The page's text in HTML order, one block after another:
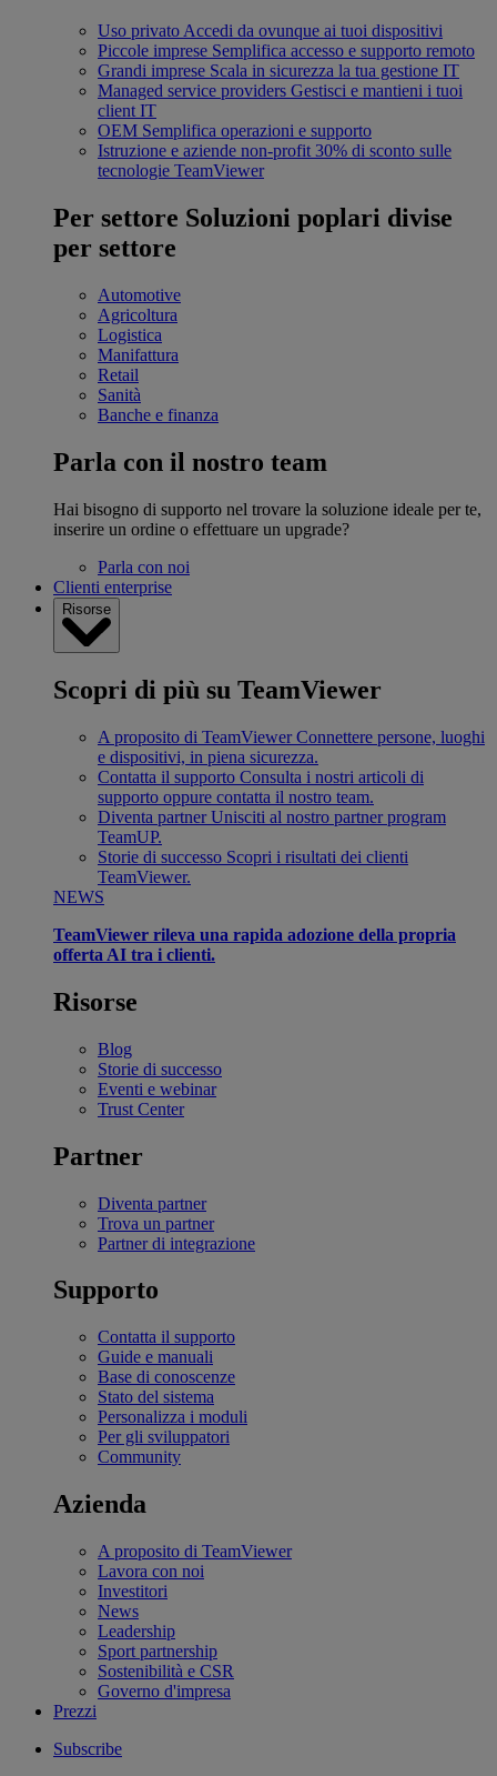
Uso privato Accedi da ovunque ai tuoi dispositivi
Piccole imprese Semplifica accesso e supporto remoto
Grandi imprese Scala in sicurezza la tua gestione IT
Managed service providers Gestisci e mantieni i tuoi
client IT
OEM Semplifica operazioni e supporto
Istruzione e aziende non-profit 30% di sconto sulle
tecnologie TeamViewer
Per settore Soluzioni poplari divise
per settore
Automotive
Agricoltura
Logistica
Manifattura
Retail
Sanità
Banche e finanza
Parla con il nostro team
Hai bisogno di supporto nel trovare la soluzione ideale per te,
inserire un ordine o effettuare un upgrade?
Parla con noi
Clienti enterprise
Risorse
Scopri di più su TeamViewer
A proposito di TeamViewer Connettere persone, luoghi
e dispositivi, in piena sicurezza.
Contatta il supporto Consulta i nostri articoli di
supporto oppure contatta il nostro team.
Diventa partner Unisciti al nostro partner program
TeamUP.
Storie di successo Scopri i risultati dei clienti
TeamViewer.
NEWS
TeamViewer rileva una rapida adozione della propria
offerta AI tra i clienti.
Risorse
Blog
Storie di successo
Eventi e webinar
Trust Center
Partner
Diventa partner
Trova un partner
Partner di integrazione
Supporto
Contatta il supporto
Guide e manuali
Base di conoscenze
Stato del sistema
Personalizza i moduli
Per gli sviluppatori
Community
Azienda
A proposito di TeamViewer
Lavora con noi
Investitori
News
Leadership
Sport partnership
Sostenibilità e CSR
Governo d'impresa
Prezzi
Subscribe